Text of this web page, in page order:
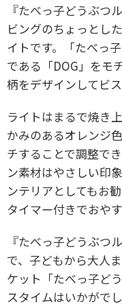
『たべっ子どうぶつ
ビングのちょっとし
イトです。「たべっ
である「DOG」をモ
柄をデザインしてビ
ライトはまるで焼き
かみのあるオレンジ
チすることで調整で
ン素材はやさしい印
ンテリアとしてもお
タイマー付きでおや
『たべっ子どうぶつ
で、子どもから大人
ケット「たべっ子ど
スタイムはいかがで